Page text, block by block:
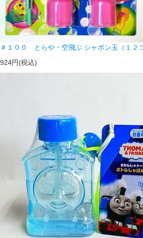
＃１００ とらや・空飛ぶ シャボン玉（１２コ
924円(税込)